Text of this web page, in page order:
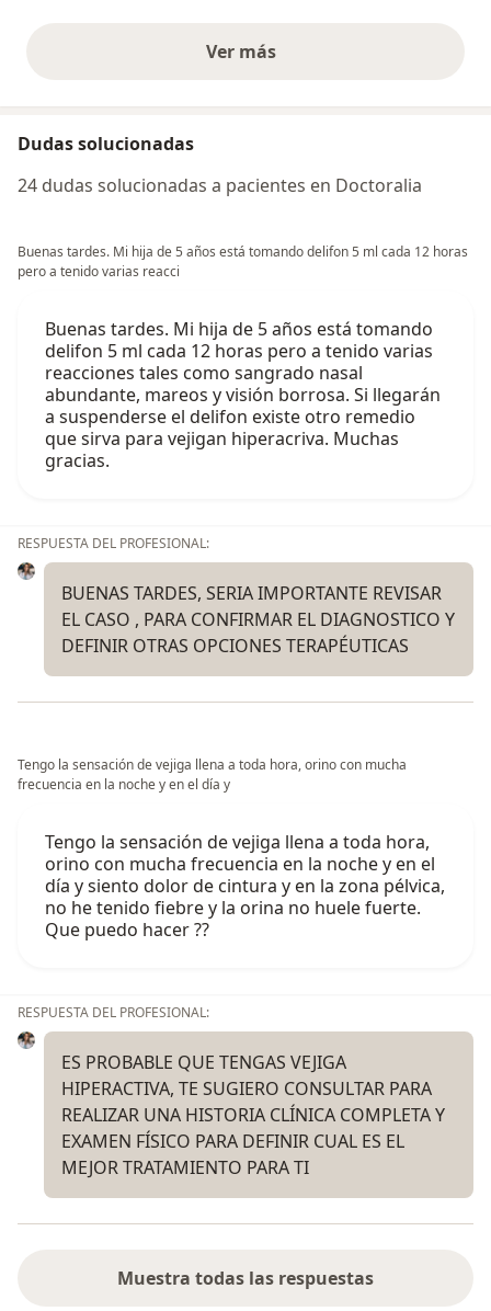
Ver másopiniones anteriores
Dudas solucionadas
24 dudas solucionadas a pacientes en Doctoralia
Buenas tardes. Mi hija de 5 años está tomando delifon 5 ml cada 12 horas
pero a tenido varias reacci
Buenas tardes. Mi hija de 5 años está tomando
delifon 5 ml cada 12 horas pero a tenido varias
reacciones tales como sangrado nasal
abundante, mareos y visión borrosa. Si llegarán
a suspenderse el delifon existe otro remedio
que sirva para vejigan hiperacriva. Muchas
gracias.
RESPUESTA DEL PROFESIONAL:
BUENAS TARDES, SERIA IMPORTANTE REVISAR
EL CASO , PARA CONFIRMAR EL DIAGNOSTICO Y
DEFINIR OTRAS OPCIONES TERAPÉUTICAS
Tengo la sensación de vejiga llena a toda hora, orino con mucha
frecuencia en la noche y en el día y
Tengo la sensación de vejiga llena a toda hora,
orino con mucha frecuencia en la noche y en el
día y siento dolor de cintura y en la zona pélvica,
no he tenido fiebre y la orina no huele fuerte.
Que puedo hacer ??
RESPUESTA DEL PROFESIONAL:
ES PROBABLE QUE TENGAS VEJIGA
HIPERACTIVA, TE SUGIERO CONSULTAR PARA
REALIZAR UNA HISTORIA CLÍNICA COMPLETA Y
EXAMEN FÍSICO PARA DEFINIR CUAL ES EL
MEJOR TRATAMIENTO PARA TI
Muestra todas las respuestas